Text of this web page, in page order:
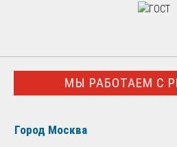
МЫ РАБОТАЕМ С
Город Москва